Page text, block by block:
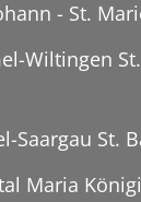
- St.
Wiltingen
Saargau St.
Maria